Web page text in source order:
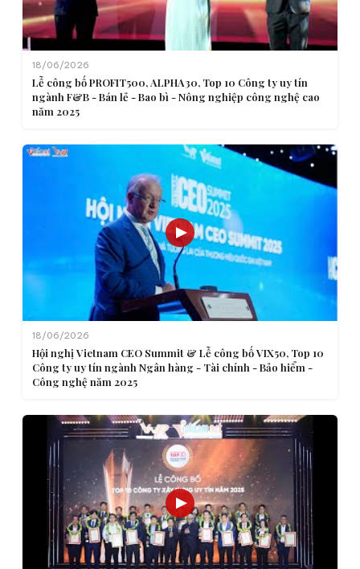
18/06/2026
Lễ công bố PROFIT500, ALPHA30, Top 10 Công ty uy tín
ngành F&B - Bán lẻ - Bao bì - Nông nghiệp công nghệ cao
năm 2025
18/06/2026
Hội nghị Vietnam CEO Summit & Lễ công bố VIX50, Top 10
Công ty uy tín ngành Ngân hàng - Tài chính - Bảo hiểm -
Công nghệ năm 2025